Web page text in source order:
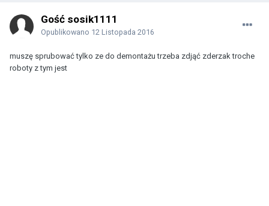
Gość sosik1111
Opublikowano 12 Listopada 2016
muszę sprubować tylko ze do demontażu trzeba zdjąć zderzak troche
roboty z tym jest